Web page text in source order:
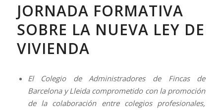
JORNADA FORMATIVA
SOBRE LA NUEVA LEY DE
VIVIENDA
El Colegio de Administradores de Fincas de
Barcelona y Lleida comprometido con la promoción
de la colaboración entre colegios profesionales,